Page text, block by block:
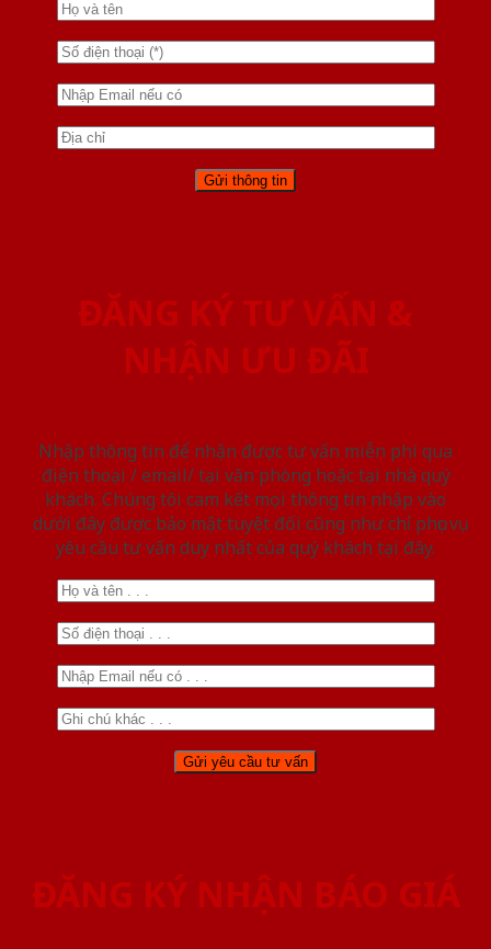
ĐĂNG KÝ TƯ VẤN &
NHẬN ƯU ĐÃI
Nhập thông tin để nhận được tư vấn miễn phí qua
điện thoại / email/ tại văn phòng hoặc tại nhà quý
khách. Chúng tôi cam kết mọi thông tin nhập vào
dưới đây được bảo mật tuyệt đối cũng như chỉ phục vụ
yêu cầu tư vấn duy nhất của quý khách tại đây.
ĐĂNG KÝ NHẬN BÁO GIÁ